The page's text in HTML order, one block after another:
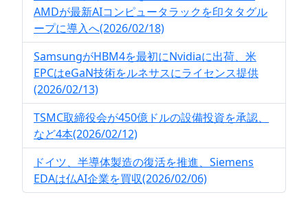
AMDが最新AIコンピュータラックを印タタグル
ープに導入へ(2026/02/18)
SamsungがHBM4を最初にNvidiaに出荷、米
EPCはeGaN技術をルネサスにライセンス提供
(2026/02/13)
TSMC取締役会が450億ドルの設備投資を承認、
など4本(2026/02/12)
ドイツ、半導体製造の復活を推進、Siemens
EDAは仏AI企業を買収(2026/02/06)